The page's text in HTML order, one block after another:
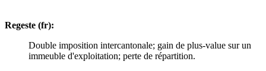
Regeste (fr):
Double imposition intercantonale; gain de plus-value sur un
immeuble d'exploitation; perte de répartition.